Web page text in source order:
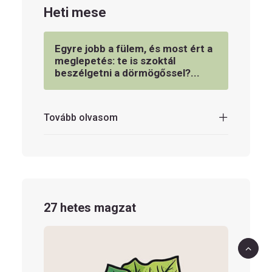
Heti mese
Egyre jobb a fülem, és most ért a
meglepetés: te is szoktál
beszélgetni a dörmögőssel?...
Tovább olvasom
27 hetes magzat